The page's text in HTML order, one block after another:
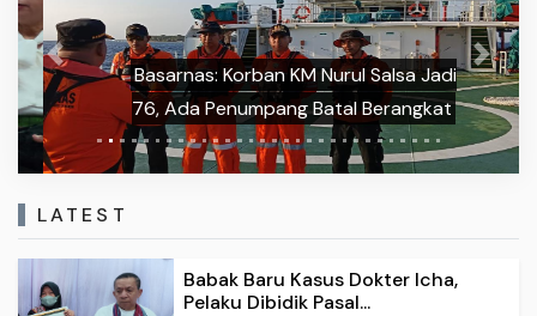
Basarnas: Korban KM Nurul Salsa Jadi
76, Ada Penumpang Batal Berangkat
Previous Next
LATEST
Babak Baru Kasus Dokter Icha,
Pelaku Dibidik Pasal...